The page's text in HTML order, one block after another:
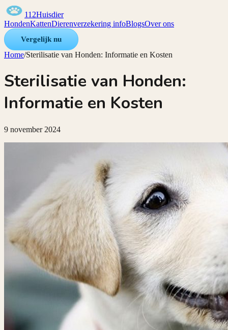
112Huisdier
HondenKattenDierenverzekering infoBlogsOver ons
Vergelijk nu
Home/Sterilisatie van Honden: Informatie en Kosten
Sterilisatie van Honden:
Informatie en Kosten
9 november 2024